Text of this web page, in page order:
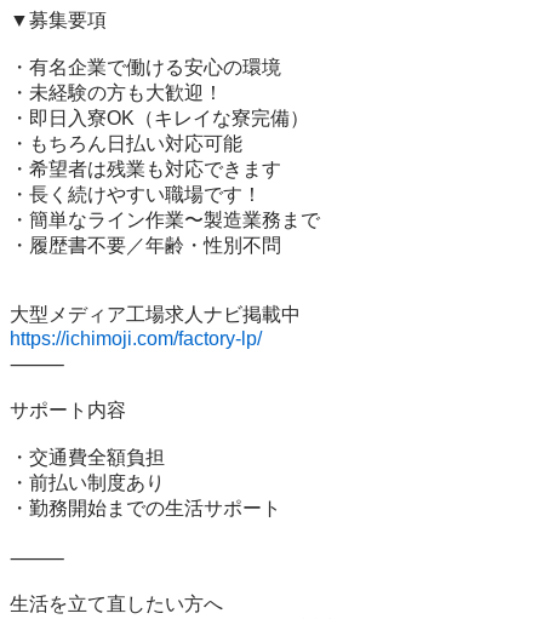
▼募集要項
・有名企業で働ける安心の環境
・未経験の方も大歓迎！
・即日入寮OK（キレイな寮完備）
・もちろん日払い対応可能
・希望者は残業も対応できます
・長く続けやすい職場です！
・簡単なライン作業〜製造業務まで
・履歴書不要／年齢・性別不問
https://ichimoji.com/factory-lp/
⸻
サポート内容
・交通費全額負担
・前払い制度あり
・勤務開始までの生活サポート
⸻
生活を立て直したい方へ